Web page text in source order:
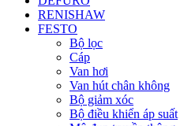
RENISHAW
FESTO
Bộ lọc
Cáp
Van hơi
Van hút chân không
Bộ giảm xóc
Bộ điều khiển áp suất